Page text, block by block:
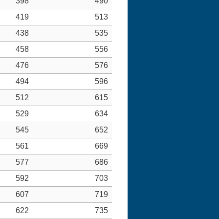
419
513
438
535
458
556
476
576
494
596
512
615
529
634
545
652
561
669
577
686
592
703
607
719
622
735